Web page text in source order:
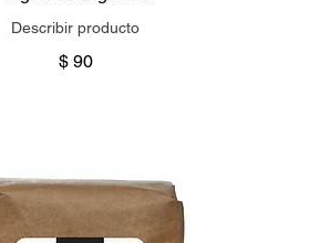
Describir producto
$ 90